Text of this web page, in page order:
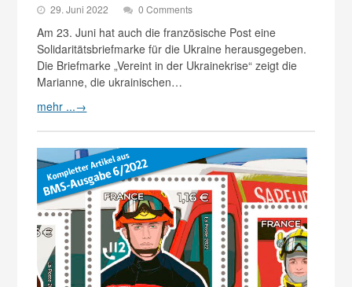
29. Juni 2022 0 Comments
Am 23. Juni hat auch die französische Post eine
Solidaritätsbriefmarke für die Ukraine herausgegeben.
Die Briefmarke „Vereint in der Ukrainekrise“ zeigt die
Marianne, die ukrainischen…
mehr ...→